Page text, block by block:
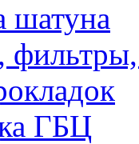
шатуна
ГБЦ